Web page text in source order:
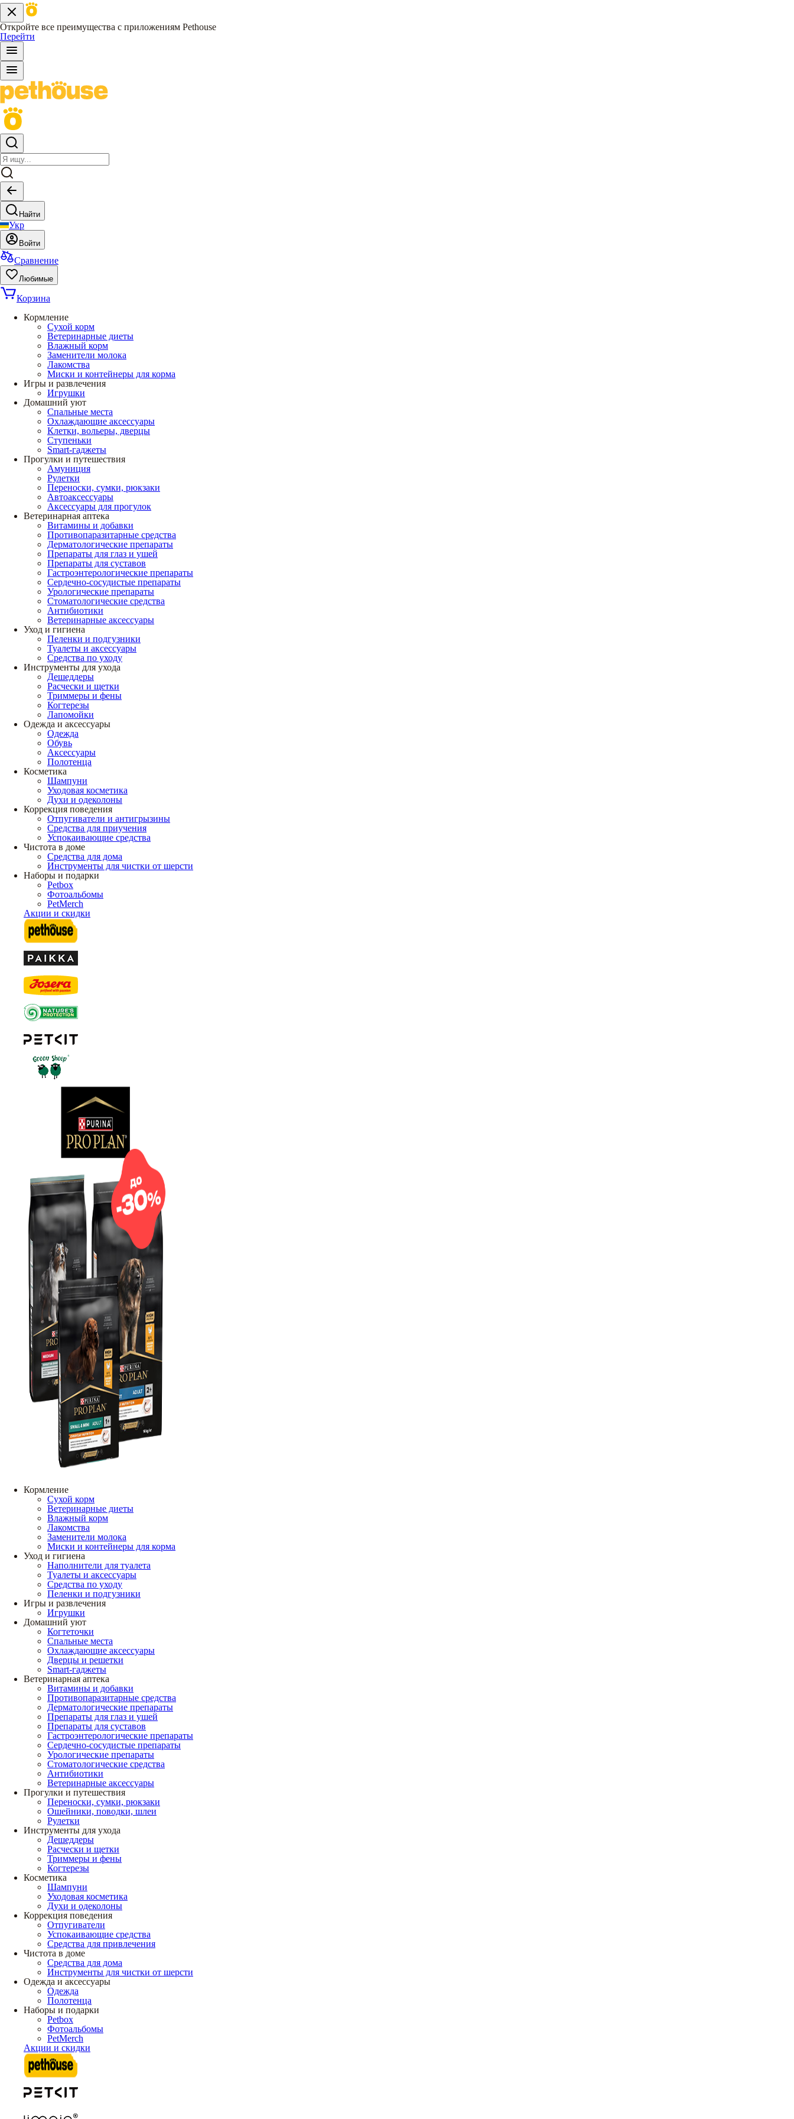
Откройте все преимущества с приложениям Pethouse
Перейти
Найти
Укр
Войти
Сравнение
Любимые
Корзина
Кормление
Сухой корм
Ветеринарные диеты
Влажный корм
Заменители молока
Лакомства
Миски и контейнеры для корма
Игры и развлечения
Игрушки
Домашний уют
Спальные места
Охлаждающие аксессуары
Клетки, вольеры, дверцы
Ступеньки
Smart-гаджеты
Прогулки и путешествия
Амуниция
Рулетки
Переноски, сумки, рюкзаки
Автоаксессуары
Аксессуары для прогулок
Ветеринарная аптека
Витамины и добавки
Противопаразитарные средства
Дерматологические препараты
Препараты для глаз и ушей
Препараты для суставов
Гастроэнтерологические препараты
Сердечно-сосудистые препараты
Урологические препараты
Стоматологические средства
Антибиотики
Ветеринарные аксессуары
Уход и гигиена
Пеленки и подгузники
Туалеты и аксессуары
Средства по уходу
Инструменты для ухода
Дешеддеры
Расчески и щетки
Триммеры и фены
Когтерезы
Лапомойки
Одежда и аксессуары
Одежда
Обувь
Аксессуары
Полотенца
Косметика
Шампуни
Уходовая косметика
Духи и одеколоны
Коррекция поведения
Отпугиватели и антигрызины
Средства для приучения
Успокаивающие средства
Чистота в доме
Средства для дома
Инструменты для чистки от шерсти
Наборы и подарки
Petbox
Фотоальбомы
PetMerch
Акции и скидки
Кормление
Сухой корм
Ветеринарные диеты
Влажный корм
Лакомства
Заменители молока
Миски и контейнеры для корма
Уход и гигиена
Наполнители для туалета
Туалеты и аксессуары
Средства по уходу
Пеленки и подгузники
Игры и развлечения
Игрушки
Домашний уют
Когтеточки
Спальные места
Охлаждающие аксессуары
Дверцы и решетки
Smart-гаджеты
Ветеринарная аптека
Витамины и добавки
Противопаразитарные средства
Дерматологические препараты
Препараты для глаз и ушей
Препараты для суставов
Гастроэнтерологические препараты
Сердечно-сосудистые препараты
Урологические препараты
Стоматологические средства
Антибиотики
Ветеринарные аксессуары
Прогулки и путешествия
Переноски, сумки, рюкзаки
Ошейники, поводки, шлеи
Рулетки
Инструменты для ухода
Дешеддеры
Расчески и щетки
Триммеры и фены
Когтерезы
Косметика
Шампуни
Уходовая косметика
Духи и одеколоны
Коррекция поведения
Отпугиватели
Успокаивающие средства
Средства для привлечения
Чистота в доме
Средства для дома
Инструменты для чистки от шерсти
Одежда и аксессуары
Одежда
Полотенца
Наборы и подарки
Petbox
Фотоальбомы
PetMerch
Акции и скидки